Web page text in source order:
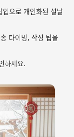
으로 개인화된 설날
타이밍, 작성 팁을
하세요.